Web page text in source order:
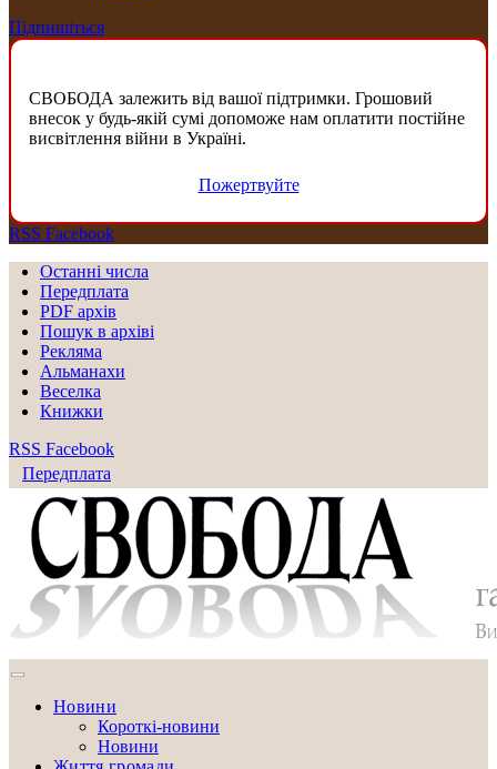
Підпишіться
СВОБОДА залежить від вашої підтримки. Грошовий
внесок у будь-якій сумі допоможе нам оплатити постійне
висвітлення війни в Україні.
Пожертвуйте
RSS Facebook
Останні числа
Передплата
PDF aрхів
Пошук в архіві
Рекляма
Альманахи
Веселка
Книжки
RSS Facebook
Передплата
Новини
Короткі-новини
Новини